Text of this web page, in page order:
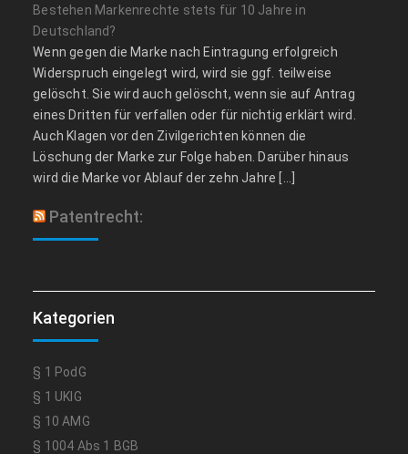
Bestehen Markenrechte stets für 10 Jahre in
Deutschland?
Wenn gegen die Marke nach Eintragung erfolgreich
Widerspruch eingelegt wird, wird sie ggf. teilweise
gelöscht. Sie wird auch gelöscht, wenn sie auf Antrag
eines Dritten für verfallen oder für nichtig erklärt wird.
Auch Klagen vor den Zivilgerichten können die
Löschung der Marke zur Folge haben. Darüber hinaus
wird die Marke vor Ablauf der zehn Jahre […]
Patentrecht:
Kategorien
§ 1 PodG
§ 1 UKlG
§ 10 AMG
§ 1004 Abs 1 BGB